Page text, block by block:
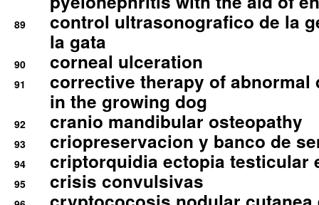
89
control ultrasonografico de la
la gata
90 corneal ulceration
91
corrective therapy of abnormal
in the growing dog
92 cranio mandibular osteopathy
93 criopreservacion y banco de
94 criptorquidia ectopia testicular
95 crisis convulsivas